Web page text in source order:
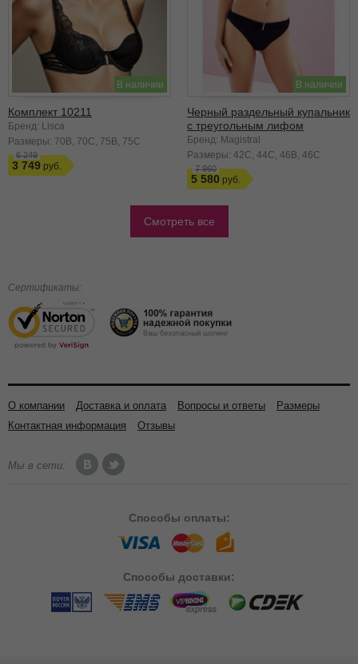
В наличии
Комплект 10211
Бренд: Lisca
Размеры: 70B 70C 75B 75C
6 249
3 749
В наличии
Черный раздельный купальник
с треугольным лифом
Бренд: Magistral
Размеры: 42C 44C 46B 46C
7 960
5 580
Смотреть все
Сертификаты:
О компании Доставка и оплата Вопросы и ответы
Размеры
Контактная информация
Отзывы
Мы в сети:
Способы оплаты:
Способы доставки: